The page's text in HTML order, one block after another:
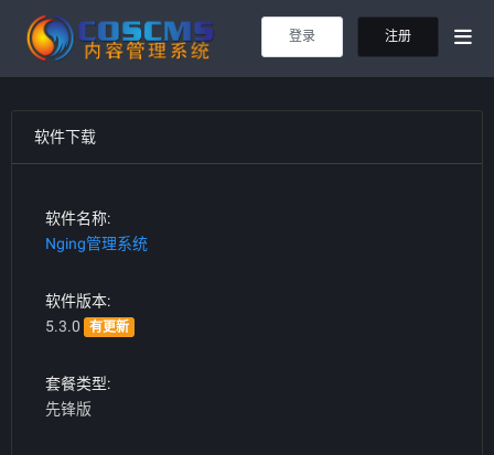
登录 注册
软件下载
软件名称:
Nging管理系统
软件版本:
5.3.0
有更新
套餐类型:
先锋版